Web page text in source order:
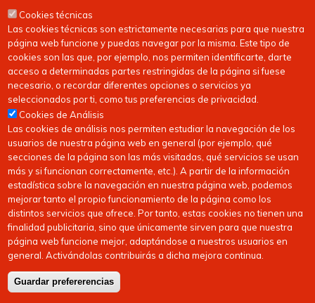
Copyright © 2026FEDERACIóN CáNTABRA DE HOCKEY
Cookies técnicas
Las cookies técnicas son estrictamente necesarias para que nuestra
página web funcione y puedas navegar por la misma. Este tipo de
cookies son las que, por ejemplo, nos permiten identificarte, darte
acceso a determinadas partes restringidas de la página si fuese
necesario, o recordar diferentes opciones o servicios ya
seleccionados por ti, como tus preferencias de privacidad.
Cookies de Análisis
Las cookies de análisis nos permiten estudiar la navegación de los
usuarios de nuestra página web en general (por ejemplo, qué
secciones de la página son las más visitadas, qué servicios se usan
más y si funcionan correctamente, etc.). A partir de la información
estadística sobre la navegación en nuestra página web, podemos
mejorar tanto el propio funcionamiento de la página como los
distintos servicios que ofrece. Por tanto, estas cookies no tienen una
finalidad publicitaria, sino que únicamente sirven para que nuestra
página web funcione mejor, adaptándose a nuestros usuarios en
general. Activándolas contribuirás a dicha mejora continua.
Guardar prefererencias